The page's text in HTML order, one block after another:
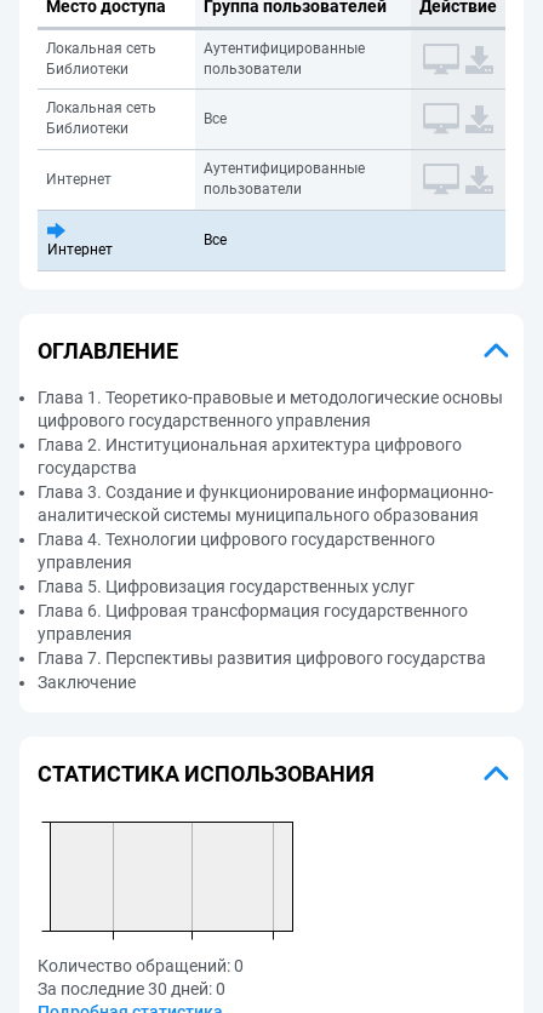
Место доступа Группа пользователей Действие
Локальная сеть
Библиотеки
Аутентифицированные
пользователи
Локальная сеть
Библиотеки
Все
Интернет
Аутентифицированные
пользователи
Интернет
Все
ОГЛАВЛЕНИЕ
Глава 1. Теоретико-правовые и методологические основы
цифрового государственного управления
Глава 2. Институциональная архитектура цифрового
государства
Глава 3. Создание и функционирование информационно-
аналитической системы муниципального образования
Глава 4. Технологии цифрового государственного
управления
Глава 5. Цифровизация государственных услуг
Глава 6. Цифровая трансформация государственного
управления
Глава 7. Перспективы развития цифрового государства
Заключение
СТАТИСТИКА ИСПОЛЬЗОВАНИЯ
Количество обращений:0
За последние 30 дней:0